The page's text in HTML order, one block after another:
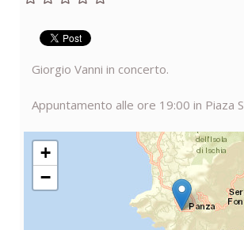
Giorgio Vanni in concerto.
Appuntamento alle ore 19:00 in Piaza
+
−